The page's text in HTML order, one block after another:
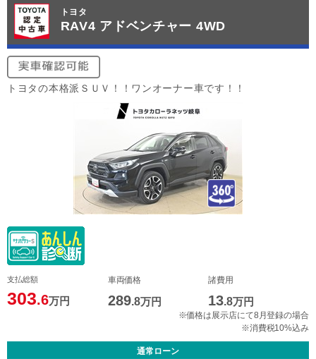
トヨタ
RAV4 アドベンチャー 4WD
トヨタの本格派ＳＵＶ！！ワンオーナー車です！！
支払総額
303.6万円
車両価格
289.8万円
諸費用
13.8万円
※価格は展示店にて8月登録の場合
※消費税10%込み
通常ローン